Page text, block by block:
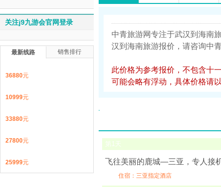
中青旅游网专注于武汉到海南
汉到海南旅游报价，请咨询中
此价格为参考报价，不包含十
可能会略有浮动，具体价格请
第1天
飞往美丽的鹿城—三亚，专人接
住宿：三亚指定酒店
关注j9九游会官网登录
最新线路 销售排行
36880元
10999元
33880元
27800元
25999元